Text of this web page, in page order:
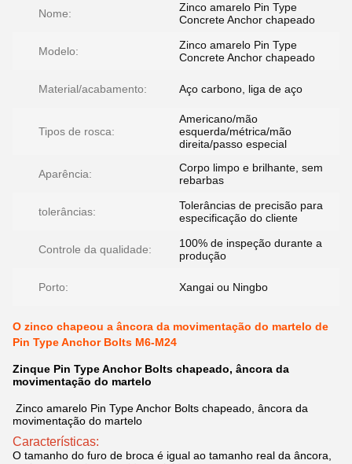
Nome:
Zinco amarelo Pin Type
Concrete Anchor chapeado
Modelo:
Zinco amarelo Pin Type
Concrete Anchor chapeado
Material/acabamento: Aço carbono, liga de aço
Tipos de rosca:
Americano/mão
esquerda/métrica/mão
direita/passo especial
Aparência:
Corpo limpo e brilhante, sem
rebarbas
tolerâncias:
Tolerâncias de precisão para
especificação do cliente
Controle da qualidade:
100% de inspeção durante a
produção
Porto: Xangai ou Ningbo
O zinco chapeou a âncora da movimentação do martelo de
Pin Type Anchor Bolts M6-M24
Zinque Pin Type Anchor Bolts chapeado, âncora da
movimentação do martelo
Zinco amarelo Pin Type Anchor Bolts chapeado, âncora da
movimentação do martelo
Características:
O tamanho do furo de broca é igual ao tamanho real da âncora,